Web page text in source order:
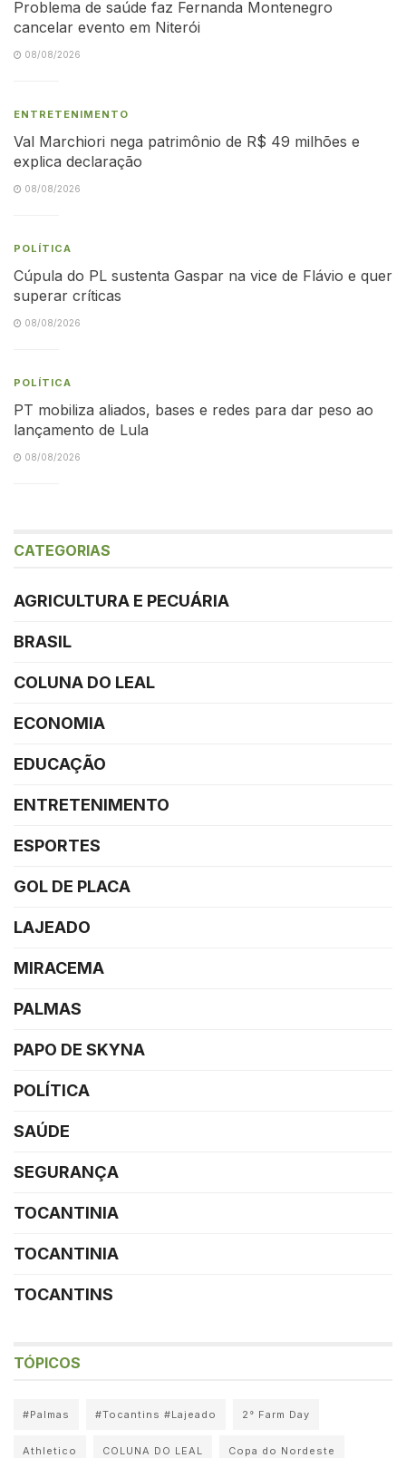
Problema de saúde faz Fernanda Montenegro
cancelar evento em Niterói
08/08/2026
ENTRETENIMENTO
Val Marchiori nega patrimônio de R$ 49 milhões e
explica declaração
08/08/2026
POLÍTICA
Cúpula do PL sustenta Gaspar na vice de Flávio e quer
superar críticas
08/08/2026
POLÍTICA
PT mobiliza aliados, bases e redes para dar peso ao
lançamento de Lula
08/08/2026
CATEGORIAS
AGRICULTURA E PECUÁRIA
BRASIL
COLUNA DO LEAL
ECONOMIA
EDUCAÇÃO
ENTRETENIMENTO
ESPORTES
GOL DE PLACA
LAJEADO
MIRACEMA
PALMAS
PAPO DE SKYNA
POLÍTICA
SAÚDE
SEGURANÇA
TOCANTINIA
TOCANTINIA
TOCANTINS
TÓPICOS
#Palmas #Tocantins #Lajeado 2° Farm Day
Athletico COLUNA DO LEAL Copa do Nordeste